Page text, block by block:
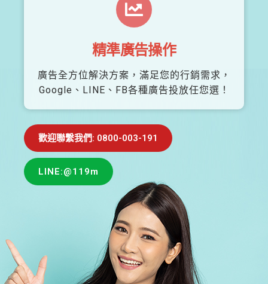
精準廣告操作
廣告全方位解決方案，滿足您的行銷需求，
Google、LINE、FB各種廣告投放任您選！
歡迎聯繫我們: 0800-003-191
LINE:@119m